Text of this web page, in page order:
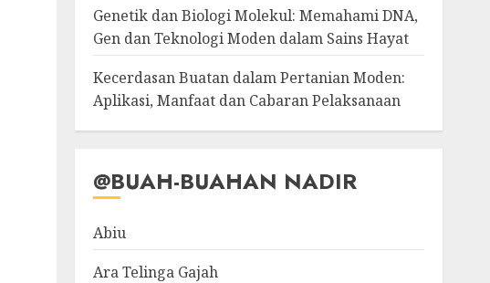
Genetik dan Biologi Molekul: Memahami DNA,
Gen dan Teknologi Moden dalam Sains Hayat
Kecerdasan Buatan dalam Pertanian Moden:
Aplikasi, Manfaat dan Cabaran Pelaksanaan
@BUAH-BUAHAN NADIR
Abiu
Ara Telinga Gajah